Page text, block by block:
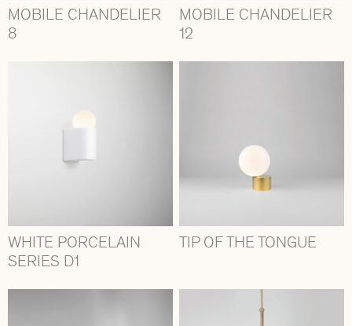
MOBILE CHANDELIER
8
MOBILE CHANDELIER
12
WHITE PORCELAIN
SERIES D1
TIP OF THE TONGUE